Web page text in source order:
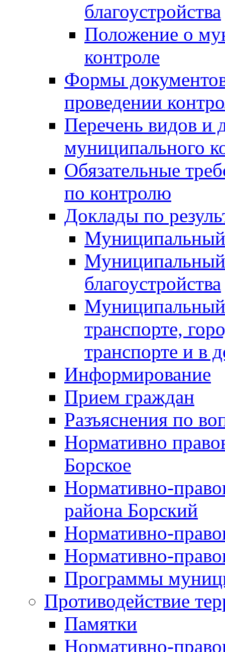
благоустройства
Положение о
контроле
Формы
проведении
Перечень видов и
муниципального
Обязательные
по контролю
Доклады по
Муниципальный
благоустройства
Муниципальный
транспорте,
транспорте и в
Информирование
Прием граждан
Разъяснения по
Нормативно
Борское
Нормативно-
района Борский
Нормативно-
Нормативно-
Программы
Противодействие
Памятки
Нормативно-